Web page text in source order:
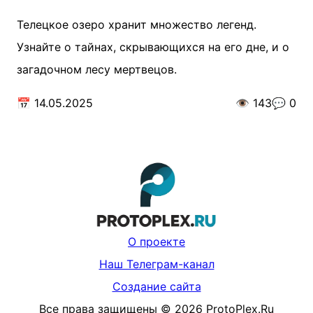
Телецкое озеро хранит множество легенд.
Узнайте о тайнах, скрывающихся на его дне, и о
загадочном лесу мертвецов.
📅 14.05.2025 👁️ 143💬 0
О проекте
Наш Телеграм-канал
Создание сайта
Все права защищены © 2026 ProtoPlex.Ru